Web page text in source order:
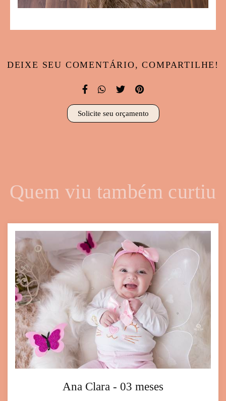
DEIXE SEU COMENTÁRIO, COMPARTILHE!
Solicite seu orçamento
Quem viu também curtiu
Ana Clara - 03 meses